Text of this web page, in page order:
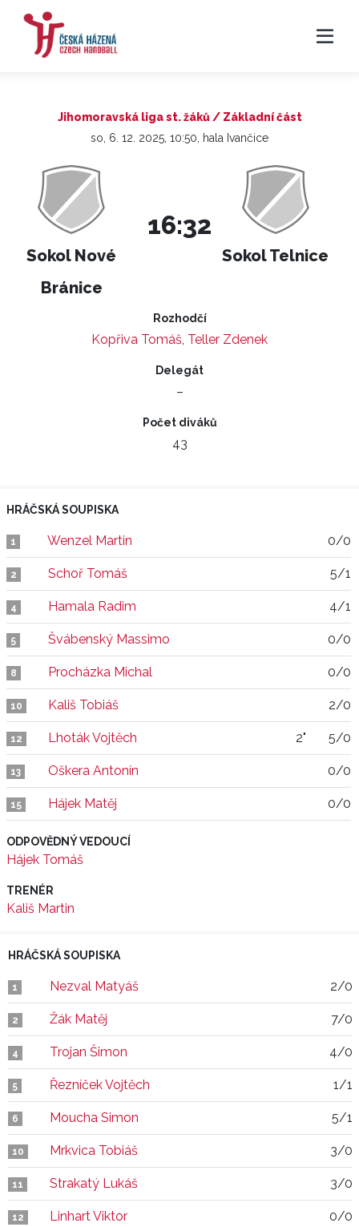
Jihomoravská liga st. žáků / Základní část
so, 6. 12. 2025, 10:50, hala Ivančice
Sokol Nové
Bránice
16:32
Sokol Telnice
Rozhodčí
Kopřiva Tomáš, Teller Zdenek
Delegát
–
Počet diváků
43
HRÁČSKÁ SOUPISKA
1 Wenzel Martin 0/0
2 Schoř Tomáš 5/1
4 Hamala Radim 4/1
5 Švábenský Massimo 0/0
8 Procházka Michal 0/0
10 Kališ Tobiáš 2/0
12 Lhoták Vojtěch 2" 5/0
13 Oškera Antonín 0/0
15 Hájek Matěj 0/0
ODPOVĚDNÝ VEDOUCÍ
Hájek Tomáš
TRENÉR
Kališ Martin
HRÁČSKÁ SOUPISKA
1 Nezval Matyáš 2/0
2 Žák Matěj 7/0
4 Trojan Šimon 4/0
5 Řezníček Vojtěch 1/1
6 Moucha Simon 5/1
10 Mrkvica Tobiáš 3/0
11 Strakatý Lukáš 3/0
12 Linhart Viktor 0/0